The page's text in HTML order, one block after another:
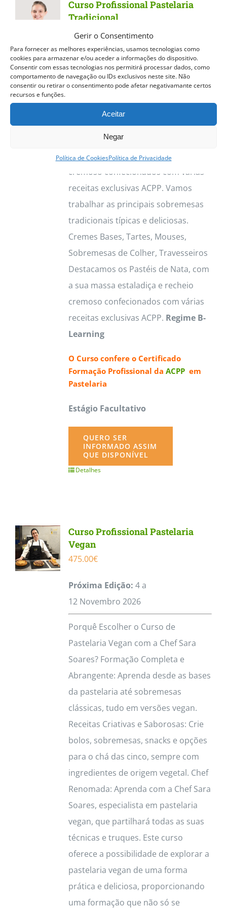
Gerir o Consentimento
Para fornecer as melhores experiências, usamos tecnologias como
cookies para armazenar e/ou aceder a informações do dispositivo.
Consentir com essas tecnologias nos permitirá processar dados, como
comportamento de navegação ou IDs exclusivos neste site. Não
consentir ou retirar o consentimento pode afetar negativamante certos
recursos e funções.
Aceitar
Negar
Política de CookiesPolítica de Privacidade
variants.
may
be
on
the
product
page
Curso Profissional Pastelaria
Tradicional
Curso Profissional Pastelaria
TradicionalDos quentinhos e
estaladiços Pastéis de Nata aos
deliciosos Croissants, o curso de
trabalhar vasta gama de produtos.
Destacamos os Pastéis de Nata, com
a sua massa estaladiça e recheio
cremoso confecionados com várias
receitas exclusivas ACPP. Vamos
trabalhar as principais sobremesas
tradicionais típicas e deliciosas.
Cremes Bases, Tartes, Mouses,
Sobremesas de Colher, Travesseiros
Destacamos os Pastéis de Nata, com
a sua massa estaladiça e recheio
cremoso confecionados com várias
receitas exclusivas ACPP. Regime B-
Learning
O Curso confere o Certificado
Formação Profissional da ACPPem
Pastelaria
Estágio Facultativo
QUERO SER
INFORMADO ASSIM
QUE DISPONÍVEL
Detalhes
Curso Profissional Pastelaria
Vegan
475.00€
Próxima Edição: 4 a
12 Novembro 2026
Porquê Escolher o Curso de
Pastelaria Vegan com a Chef Sara
Soares? Formação Completa e
Abrangente: Aprenda desde as bases
da pastelaria até sobremesas
clássicas, tudo em versões vegan.
Receitas Criativas e Saborosas: Crie
bolos, sobremesas, snacks e opções
para o chá das cinco, sempre com
ingredientes de origem vegetal. Chef
Renomada: Aprenda com a Chef Sara
Soares, especialista em pastelaria
vegan, que partilhará todas as suas
técnicas e truques. Este curso
oferece a possibilidade de explorar a
pastelaria vegan de uma forma
prática e deliciosa, proporcionando
uma formação que não só se